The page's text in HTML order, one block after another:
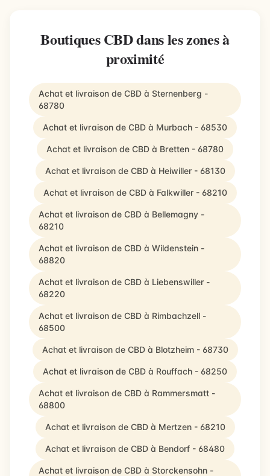
Boutiques CBD dans les zones à
proximité
Achat et livraison de CBD à Sternenberg -
68780
Achat et livraison de CBD à Murbach - 68530
Achat et livraison de CBD à Bretten - 68780
Achat et livraison de CBD à Heiwiller - 68130
Achat et livraison de CBD à Falkwiller - 68210
Achat et livraison de CBD à Bellemagny -
68210
Achat et livraison de CBD à Wildenstein -
68820
Achat et livraison de CBD à Liebenswiller -
68220
Achat et livraison de CBD à Rimbachzell -
68500
Achat et livraison de CBD à Blotzheim - 68730
Achat et livraison de CBD à Rouffach - 68250
Achat et livraison de CBD à Rammersmatt -
68800
Achat et livraison de CBD à Mertzen - 68210
Achat et livraison de CBD à Bendorf - 68480
Achat et livraison de CBD à Storckensohn -